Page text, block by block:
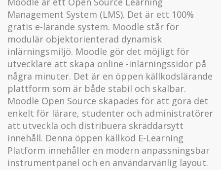
Management System (LMS). Det är ett 100%
gratis e-lärande system. Moodle står för
modulär objektorienterad dynamisk
inlärningsmiljö. Moodle gör det möjligt för
utvecklare att skapa online -inlärningssidor på
några minuter. Det är en öppen källkodslärande
plattform som är både stabil och skalbar.
Moodle Open Source skapades för att göra det
enkelt för lärare, studenter och administratörer
att utveckla och distribuera skräddarsytt
innehåll. Denna öppen källkod E-Learning
Platform innehåller en modern anpassningsbar
instrumentpanel och en användarvänlig layout.